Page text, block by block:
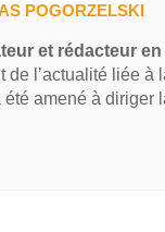
POGORZELSKI
et rédacteur
de l’actualité liée
été amené à diriger